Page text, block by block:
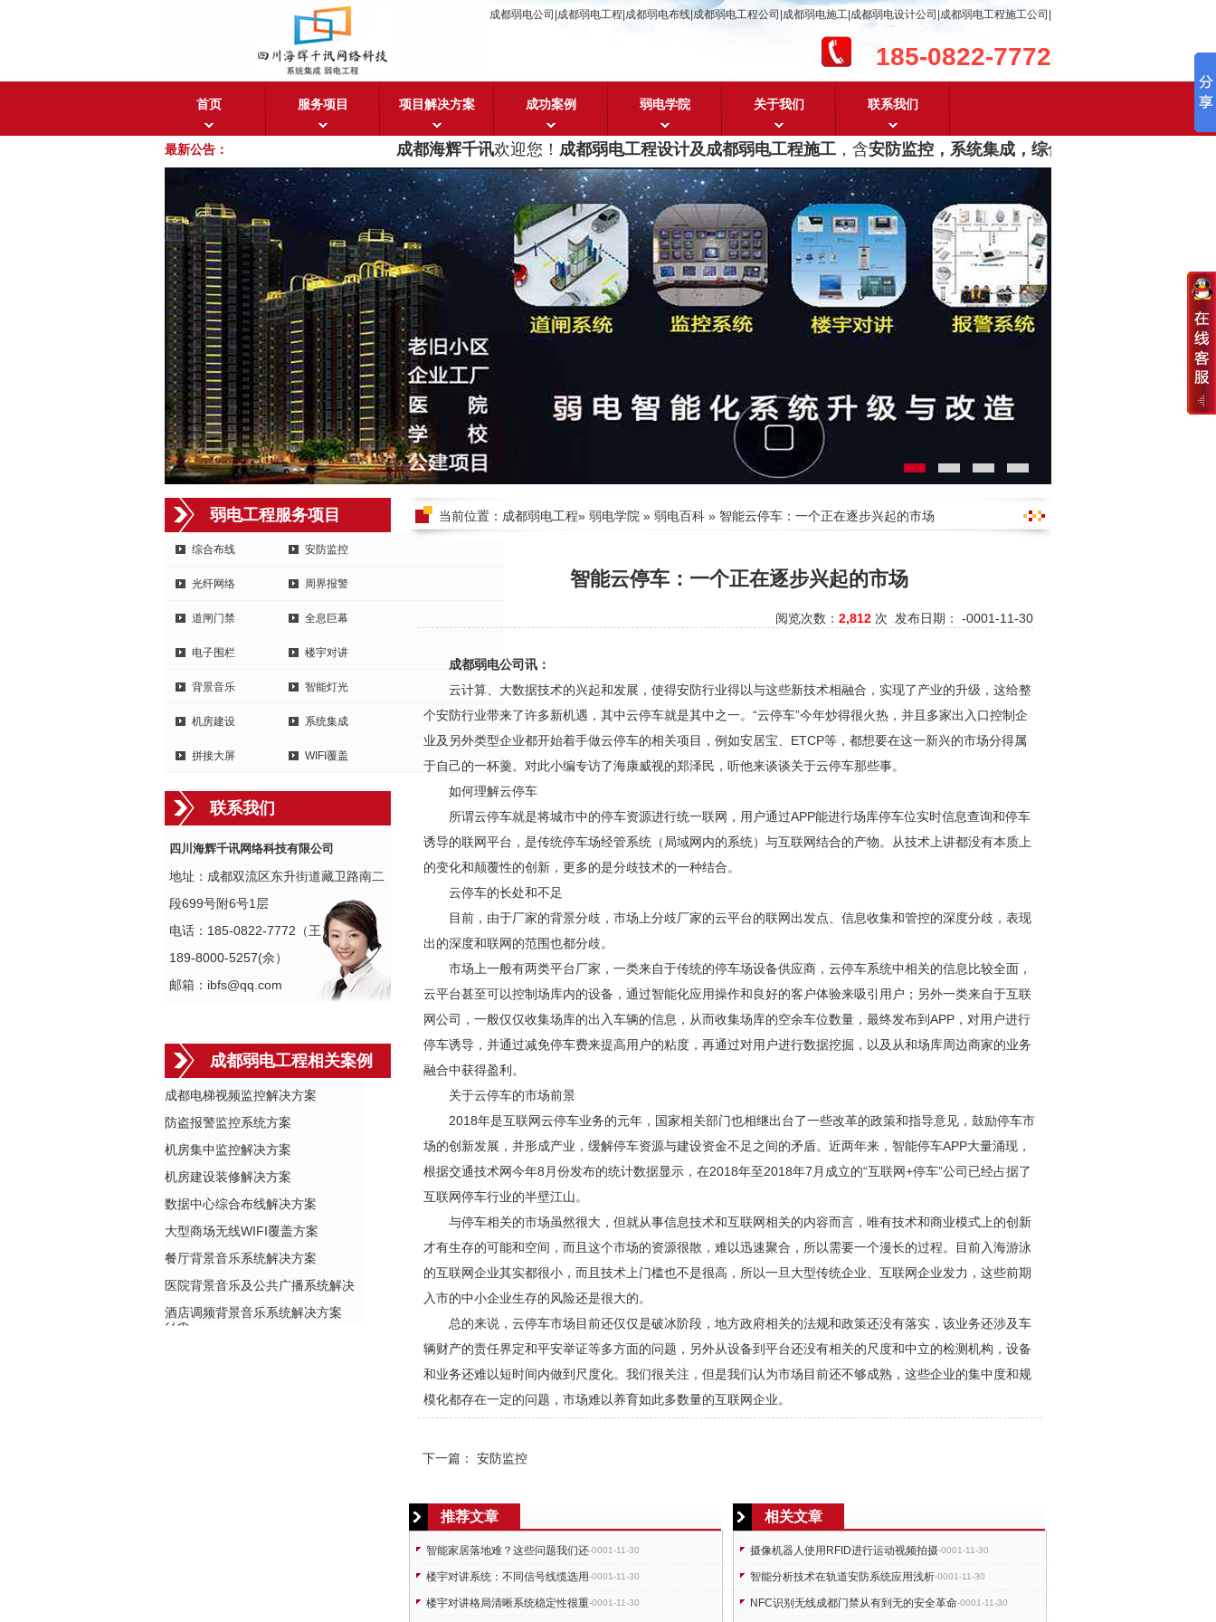
成都弱电公司|成都弱电工程|成都弱电布线|成都弱电工程公司|成都弱电施工|成都弱电设计公司|成都弱电工程施工公司|
185-0822-7772
首页 服务项目 项目解决方案 成功案例 弱电学院 关于我们 联系我们
最新公告： 成都海辉千讯欢迎您！成都弱电工程设计及成都弱电工程施工，含 安防监控，系统集成，综合布线，光纤网络，机
弱电工程服务项目
综合布线 安防监控
光纤网络 周界报警
道闸门禁 全息巨幕
电子围栏 楼宇对讲
背景音乐 智能灯光
机房建设 系统集成
拼接大屏 WIFI覆盖
联系我们
四川海辉千讯网络科技有限公司
地址：成都双流区东升街道藏卫路南二
段699号附6号1层
电话：185-0822-7772（王）
189-8000-5257(佘）
邮箱：ibfs@qq.com
成都弱电工程相关案例
成都电梯视频监控解决方案
防盗报警监控系统方案
机房集中监控解决方案
机房建设装修解决方案
数据中心综合布线解决方案
大型商场无线WIFI覆盖方案
餐厅背景音乐系统解决方案
医院背景音乐及公共广播系统解决
方案
酒店调频背景音乐系统解决方案
当前位置： 成都弱电工程» 弱电学院 » 弱电百科 » 智能云停车：一个正在逐步兴起的市场
智能云停车：一个正在逐步兴起的市场
阅览次数： 2,812 次 发布日期： -0001-11-30
成都弱电公司讯：
云计算、大数据技术的兴起和发展，使得安防行业得以与这些新技术相融合，实现了产业的升级，这给整
个安防行业带来了许多新机遇，其中云停车就是其中之一。“云停车”今年炒得很火热，并且多家出入口控制企
业及另外类型企业都开始着手做云停车的相关项目，例如安居宝、ETCP等，都想要在这一新兴的市场分得属
于自己的一杯羹。对此小编专访了海康威视的郑泽民，听他来谈谈关于云停车那些事。
如何理解云停车
所谓云停车就是将城市中的停车资源进行统一联网，用户通过APP能进行场库停车位实时信息查询和停车
诱导的联网平台，是传统停车场经管系统（局域网内的系统）与互联网结合的产物。从技术上讲都没有本质上
的变化和颠覆性的创新，更多的是分歧技术的一种结合。
云停车的长处和不足
目前，由于厂家的背景分歧，市场上分歧厂家的云平台的联网出发点、信息收集和管控的深度分歧，表现
出的深度和联网的范围也都分歧。
市场上一般有两类平台厂家，一类来自于传统的停车场设备供应商，云停车系统中相关的信息比较全面，
云平台甚至可以控制场库内的设备，通过智能化应用操作和良好的客户体验来吸引用户；另外一类来自于互联
网公司，一般仅仅收集场库的出入车辆的信息，从而收集场库的空余车位数量，最终发布到APP，对用户进行
停车诱导，并通过减免停车费来提高用户的粘度，再通过对用户进行数据挖掘，以及从和场库周边商家的业务
融合中获得盈利。
关于云停车的市场前景
2018年是互联网云停车业务的元年，国家相关部门也相继出台了一些改革的政策和指导意见，鼓励停车市
场的创新发展，并形成产业，缓解停车资源与建设资金不足之间的矛盾。近两年来，智能停车APP大量涌现，
根据交通技术网今年8月份发布的统计数据显示，在2018年至2018年7月成立的“互联网+停车”公司已经占据了
互联网停车行业的半壁江山。
与停车相关的市场虽然很大，但就从事信息技术和互联网相关的内容而言，唯有技术和商业模式上的创新
才有生存的可能和空间，而且这个市场的资源很散，难以迅速聚合，所以需要一个漫长的过程。目前入海游泳
的互联网企业其实都很小，而且技术上门槛也不是很高，所以一旦大型传统企业、互联网企业发力，这些前期
入市的中小企业生存的风险还是很大的。
总的来说，云停车市场目前还仅仅是破冰阶段，地方政府相关的法规和政策还没有落实，该业务还涉及车
辆财产的责任界定和平安举证等多方面的问题，另外从设备到平台还没有相关的尺度和中立的检测机构，设备
和业务还难以短时间内做到尺度化。我们很关注，但是我们认为市场目前还不够成熟，这些企业的集中度和规
模化都存在一定的问题，市场难以养育如此多数量的互联网企业。
下一篇： 安防监控
推荐文章
智能家居落地难？这些问题我们还-0001-11-30
楼宇对讲系统：不同信号线缆选用-0001-11-30
楼宇对讲格局清晰系统稳定性很重-0001-11-30
相关文章
摄像机器人使用RFID进行运动视频拍摄-0001-11-30
智能分析技术在轨道安防系统应用浅析-0001-11-30
NFC识别无线成都门禁从有到无的安全革命-0001-11-30